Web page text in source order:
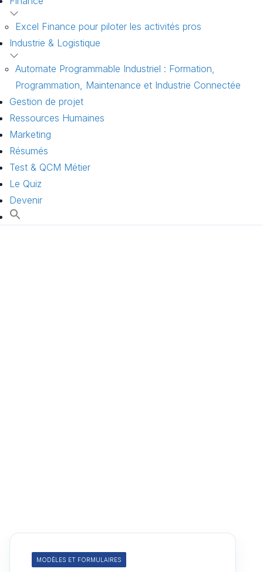
Excel Finance pour piloter les activités pros
Industrie & Logistique
Automate Programmable Industriel : Formation,
Programmation, Maintenance et Industrie Connectée
Gestion de projet
Ressources Humaines
Marketing
Résumés
Test & QCM Métier
Le Quiz
Devenir
MODÈLES ET FORMULAIRES